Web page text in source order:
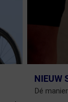
NIEUW
Dé